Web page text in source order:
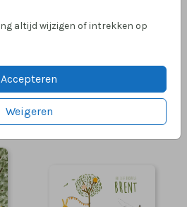
altijd wijzigen of intrekken op
Accepteren
Weigeren